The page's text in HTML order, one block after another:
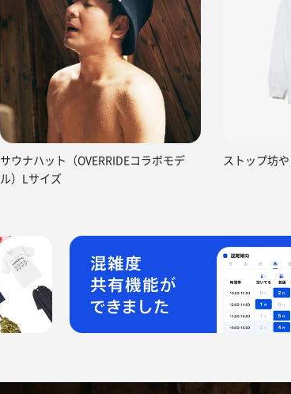
サウナハット（OVERRIDEコラボモデ
ル）Lサイズ
ストップ坊